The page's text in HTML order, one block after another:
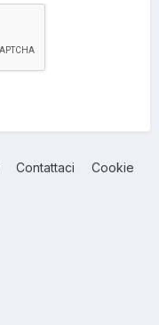
Contattaci Cookie